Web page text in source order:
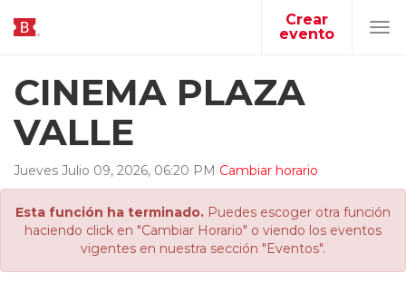
Crear
evento
CINEMA PLAZA
VALLE
Jueves Julio 09, 2026, 06:20 PM Cambiar horario
Esta función ha terminado. Puedes escoger otra función
haciendo click en "Cambiar Horario" o viendo los eventos
vigentes en nuestra sección "Eventos".